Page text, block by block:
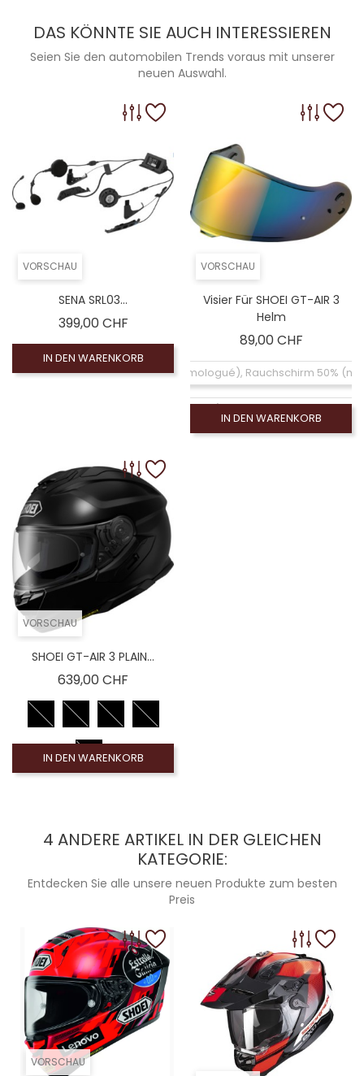
DAS KÖNNTE SIE AUCH INTERESSIEREN
Seien Sie den automobilen Trends voraus mit unserer
neuen Auswahl.
VORSCHAU
SENA SRL03...
399,00 CHFPreis
IN DEN WARENKORB
VORSCHAU
Visier Für SHOEI GT-AIR 3
Helm
89,00 CHFPreis
Coloré (non homologué), Rauchschirm 50%
Coloré (non homologué), Blauer
Klarer Bildschirm (homologué), Visiére
Coloré (non homologué), Leinwand Rauch 100%
Coloré (non homologué), Ecran Iridium arc-en-
IN DEN WARENKORB
VORSCHAU
SHOEI GT-AIR 3 PLAIN...
639,00 CHF
IN DEN WARENKORB
4 ANDERE ARTIKEL IN DER GLEICHEN
KATEGORIE:
Entdecken Sie alle unsere neuen Produkte zum besten
Preis
VORSCHAU